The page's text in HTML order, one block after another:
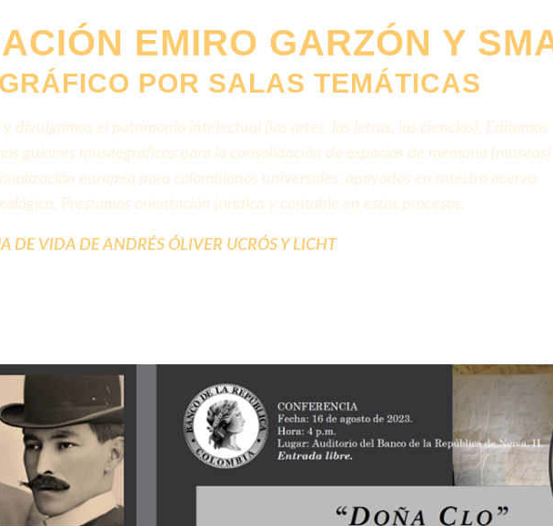
EMIRO GARZÓN Y
POR SALAS TEMÁTICAS
divulgamos el patrimonio intelectual (las artes, las letras, las ciencias). Editamos
guiones museográficos para la consolidación de espacios de memoria (museos).
europea para colombianos universales, apoyados en nuestro acervo
Prestamos orientación jurídica y contable en estos procesos.
DE VIDA DE ANDRÉS ÓLIVER UCRÓS Y LICHT